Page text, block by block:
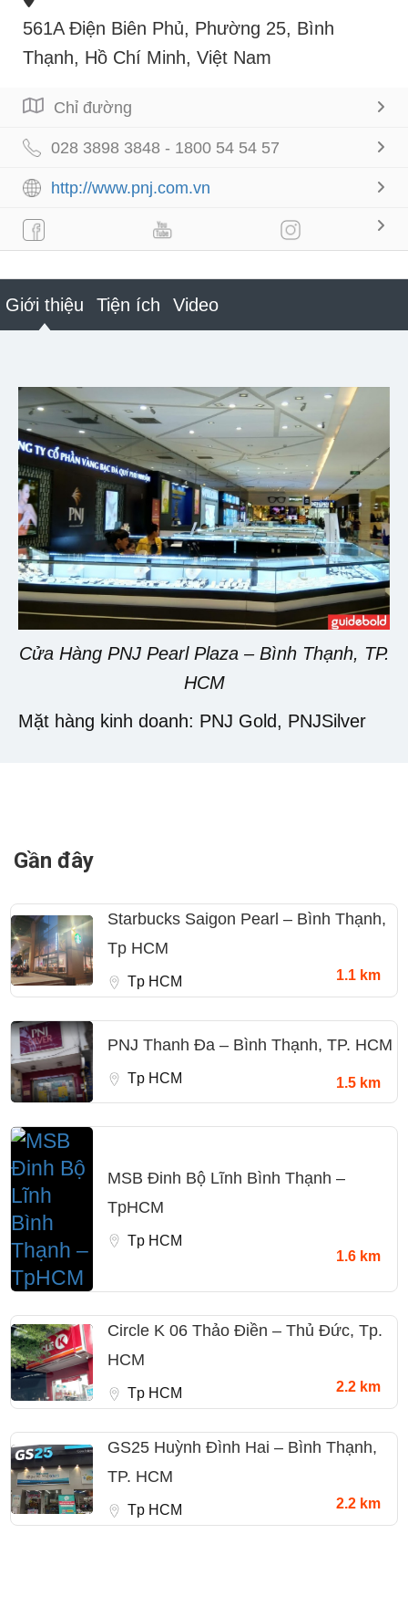
561A Điện Biên Phủ, Phường 25, Bình
Thạnh, Hồ Chí Minh, Việt Nam
Chỉ đường
028 3898 3848 - 1800 54 54 57
http://www.pnj.com.vn
Giới thiệu Tiện ích Video
Cửa Hàng PNJ Pearl Plaza – Bình Thạnh, TP.
HCM
Mặt hàng kinh doanh: PNJ Gold, PNJSilver
Gần đây
Starbucks Saigon Pearl – Bình Thạnh,
Tp HCM
Tp HCM 1.1 km
PNJ Thanh Đa – Bình Thạnh, TP. HCM
Tp HCM 1.5 km
MSB Đinh Bộ Lĩnh Bình Thạnh –
TpHCM
Tp HCM
1.6 km
Circle K 06 Thảo Điền – Thủ Đức, Tp.
HCM
Tp HCM 2.2 km
GS25 Huỳnh Đình Hai – Bình Thạnh,
TP. HCM
Tp HCM 2.2 km